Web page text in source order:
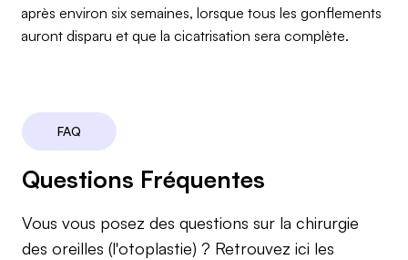
après environ six semaines, lorsque tous les gonflements
auront disparu et que la cicatrisation sera complète.
FAQ
Questions Fréquentes
Vous vous posez des questions sur la chirurgie
des oreilles (l'otoplastie) ? Retrouvez ici les